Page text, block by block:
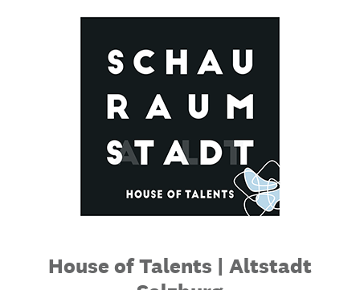
House of Talents | Altstadt